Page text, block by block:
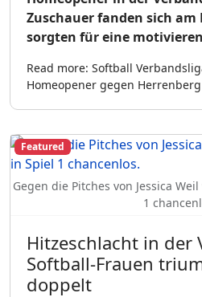
Zuschauer fanden sich am
sorgten für eine
Read more: Softball
Homeopener gegen Herrenberg
Gegen die Pitches von Jessica
1
Featured
Hitzeschlacht in der
Softball-Frauen
doppelt